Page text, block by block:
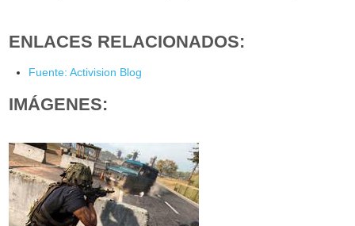
ENLACES RELACIONADOS:
Fuente: Activision Blog
IMÁGENES: